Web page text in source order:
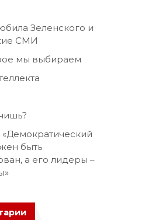
Зеленского и
СМИ
мы выбираем
быть
а его лидеры –